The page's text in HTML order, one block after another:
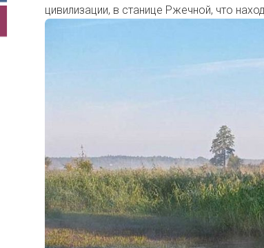
цивилизации, в станице Ржечной, что